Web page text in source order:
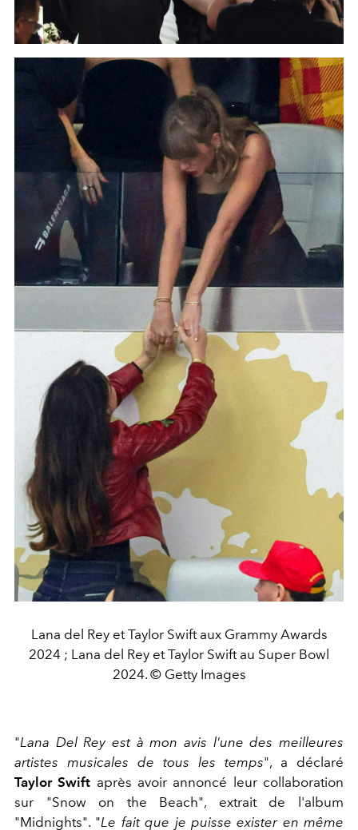
Lana del Rey et Taylor Swift aux Grammy Awards
2024 ; Lana del Rey et Taylor Swift au Super Bowl
2024. © Getty Images
"Lana Del Rey est à mon avis l'une des meilleures
artistes musicales de tous les temps", a déclaré
Taylor Swift après avoir annoncé leur collaboration
sur "Snow on the Beach", extrait de l'album
"Midnights". "Le fait que je puisse exister en même